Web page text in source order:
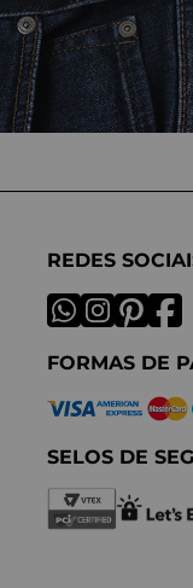
REDES
FORMAS DE
SELOS DE